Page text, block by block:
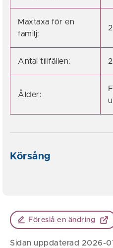
Maxtaxa för en
familj:
Antal tillfällen:
Ålder:
Körsång
Föreslå en ändring
Sidan uppdaterad 2026-